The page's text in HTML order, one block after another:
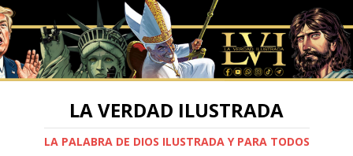
LA VERDAD ILUSTRADA
LA PALABRA DE DIOS ILUSTRADA Y PARA TODOS